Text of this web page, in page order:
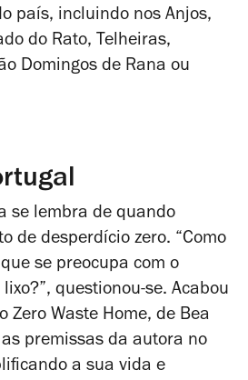
país, incluindo nos Anjos,
do Rato, Telheiras,
Domingos de Rana ou
se lembra de quando
de desperdício zero. “Como
se preocupa com o
questionou-se. Acabou
Zero Waste Home, de Bea
premissas da autora no
a sua vida e